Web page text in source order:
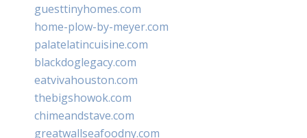
guesttinyhomes.com
home-plow-by-meyer.com
palatelatincuisine.com
blackdoglegacy.com
eatvivahouston.com
thebigshowok.com
chimeandstave.com
greatwallseafoodny.com